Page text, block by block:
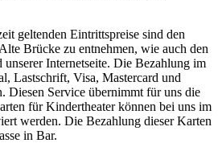
geltenden Eintrittspreise sind den
Brücke zu entnehmen, wie auch den
unserer Internetseite. Die Bezahlung im
Lastschrift, Visa, Mastercard und
Diesen Service übernimmt für uns die
für Kindertheater können bei uns im
werden. Die Bezahlung dieser Karten
in Bar.